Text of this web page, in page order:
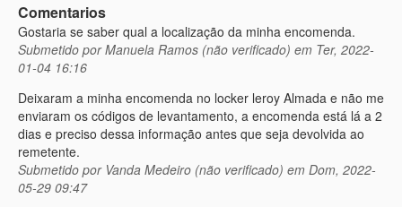
Comentarios
Gostaria se saber qual a localização da minha encomenda.
Submetido porManuela Ramos (não verificado) em Ter, 2022-
01-04 16:16
Deixaram a minha encomenda no locker leroy Almada e não me
enviaram os códigos de levantamento, a encomenda está lá a 2
dias e preciso dessa informação antes que seja devolvida ao
remetente.
Submetido por Vanda Medeiro (não verificado) em Dom, 2022-
05-29 09:47